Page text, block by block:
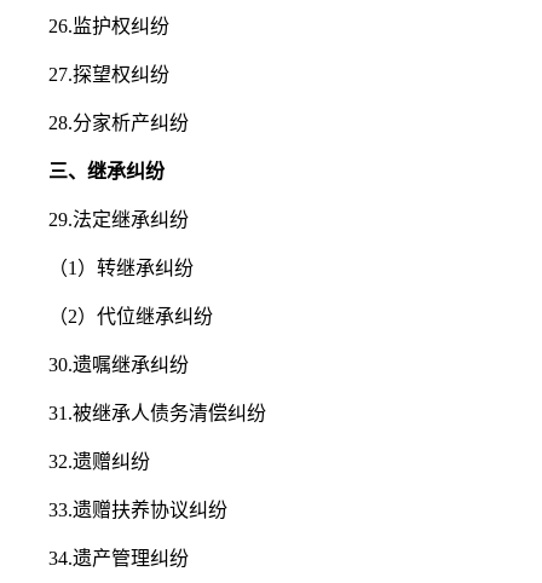
26.监护权纠纷
27.探望权纠纷
28.分家析产纠纷
三、继承纠纷
29.法定继承纠纷
（1）转继承纠纷
（2）代位继承纠纷
30.遗嘱继承纠纷
31.被继承人债务清偿纠纷
32.遗赠纠纷
33.遗赠扶养协议纠纷
34.遗产管理纠纷